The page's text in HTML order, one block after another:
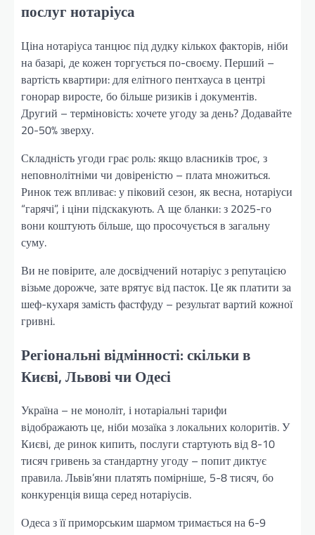
послуг нотаріуса
Ціна нотаріуса танцює під дудку кількох факторів, ніби
на базарі, де кожен торгується по-своєму. Перший –
вартість квартири: для елітного пентхауса в центрі
гонорар виросте, бо більше ризиків і документів.
Другий – терміновість: хочете угоду за день? Додавайте
20-50% зверху.
Складність угоди грає роль: якщо власників троє, з
неповнолітніми чи довіреністю – плата множиться.
Ринок теж впливає: у піковий сезон, як весна, нотаріуси
“гарячі”, і ціни підскакують. А ще бланки: з 2025-го
вони коштують більше, що просочується в загальну
суму.
Ви не повірите, але досвідчений нотаріус з репутацією
візьме дорожче, зате врятує від пасток. Це як платити за
шеф-кухаря замість фастфуду – результат вартий кожної
гривні.
Регіональні відмінності: скільки в
Києві, Львові чи Одесі
Україна – не моноліт, і нотаріальні тарифи
відображають це, ніби мозаїка з локальних колоритів. У
Києві, де ринок кипить, послуги стартують від 8-10
тисяч гривень за стандартну угоду – попит диктує
правила. Львів’яни платять помірніше, 5-8 тисяч, бо
конкуренція вища серед нотаріусів.
Одеса з її приморським шармом тримається на 6-9